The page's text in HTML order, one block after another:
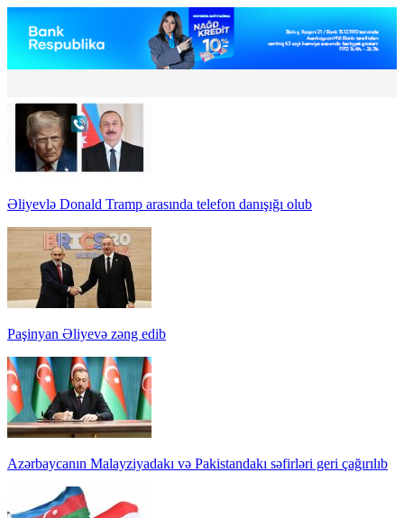
Əliyevlə Donald Tramp arasında telefon danışığı olub
Paşinyan Əliyevə zəng edib
Azərbaycanın Malayziyadakı və Pakistandakı səfirləri geri çağırılıb